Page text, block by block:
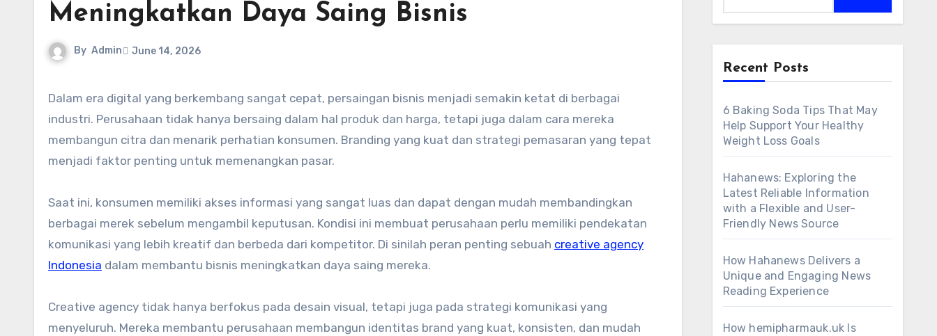
Meningkatkan Daya Saing Bisnis
By Admin June 14, 2026
Dalam era digital yang berkembang sangat cepat, persaingan bisnis menjadi semakin ketat di berbagai
industri. Perusahaan tidak hanya bersaing dalam hal produk dan harga, tetapi juga dalam cara mereka
membangun citra dan menarik perhatian konsumen. Branding yang kuat dan strategi pemasaran yang tepat
menjadi faktor penting untuk memenangkan pasar.
Saat ini, konsumen memiliki akses informasi yang sangat luas dan dapat dengan mudah membandingkan
berbagai merek sebelum mengambil keputusan. Kondisi ini membuat perusahaan perlu memiliki pendekatan
komunikasi yang lebih kreatif dan berbeda dari kompetitor. Di sinilah peran penting sebuah creative agency
Indonesia dalam membantu bisnis meningkatkan daya saing mereka.
Creative agency tidak hanya berfokus pada desain visual, tetapi juga pada strategi komunikasi yang
menyeluruh. Mereka membantu perusahaan membangun identitas brand yang kuat, konsisten, dan mudah
Recent Posts
6 Baking Soda Tips That May
Help Support Your Healthy
Weight Loss Goals
Hahanews: Exploring the
Latest Reliable Information
with a Flexible and User-
Friendly News Source
How Hahanews Delivers a
Unique and Engaging News
Reading Experience
How hemipharmauk.uk Is